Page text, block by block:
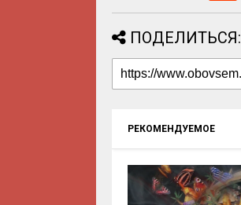
ПОДЕЛИТЬСЯ:
РЕКОМЕНДУЕМОЕ